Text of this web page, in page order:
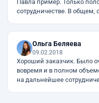
Павла пример. Только
сотрудничестве. В
Ольга Беляева
09.02.2018
Хороший заказчик. Было
вовремя и в полном
на дальнейшее